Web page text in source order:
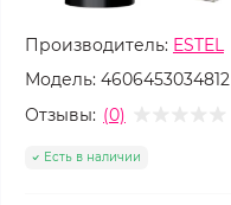
Производитель: ESTEL
Модель: 4606453034812
Отзывы: (0)
Есть в наличии